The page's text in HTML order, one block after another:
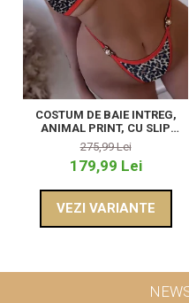
COSTUM DE BAIE INTREG,
ANIMAL PRINT, CU SLIP
TANGA
275,99 Lei
179,99 Lei
VEZI VARIANTE